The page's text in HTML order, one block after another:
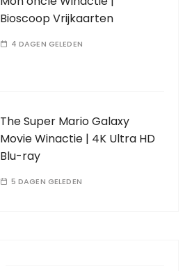
Bioscoop Vrijkaarten
4 DAGEN GELEDEN
The Super Mario Galaxy
Movie Winactie | 4K Ultra HD
Blu-ray
5 DAGEN GELEDEN